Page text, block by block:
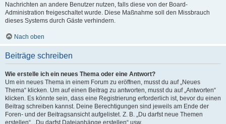
Nachrichten an andere Benutzer nutzen, falls diese von der Board-
Administration freigeschaltet wurde. Diese Maßnahme soll den Missbrauch
dieses Systems durch Gäste verhindern.
Nach oben
Beiträge schreiben
Wie erstelle ich ein neues Thema oder eine Antwort?
Um ein neues Thema in einem Forum zu eröffnen, musst du auf „Neues
Thema“ klicken. Um auf einen Beitrag zu antworten, musst du auf „Antworten“
klicken. Es könnte sein, dass eine Registrierung erforderlich ist, bevor du einen
Beitrag schreiben kannst. Deine Berechtigungen sind jeweils am Ende der
Foren- und der Beitragsansicht aufgelistet. Z. B. „Du darfst neue Themen